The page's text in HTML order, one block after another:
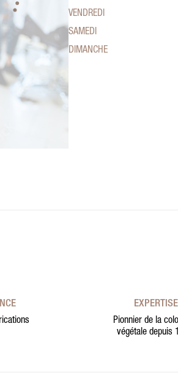
VENDREDI
SAMEDI
DIMANCHE
EXPERTISE
Pionnier de la
végétale depuis